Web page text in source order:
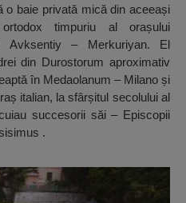
o baie privată mică din aceeași
timpuriu al orașului
Avksentiy – Merkuriyan. El
din Durostorum aproximativ
în Medaolanum – Milano și
italian, la sfârșitul secolului al
succesorii săi – Episcopii
.